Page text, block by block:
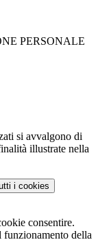
PERSONALE
si avvalgono di
illustrate nella
i cookies
consentire.
funzionamento della